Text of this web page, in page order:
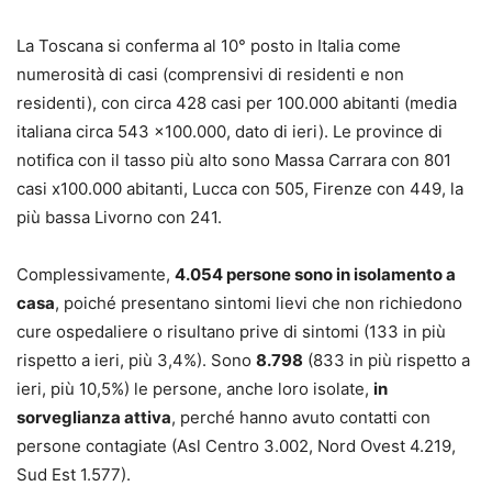
La Toscana si conferma al 10° posto in Italia come
numerosità di casi (comprensivi di residenti e non
residenti), con circa 428 casi per 100.000 abitanti (media
italiana circa 543 x100.000, dato di ieri). Le province di
notifica con il tasso più alto sono Massa Carrara con 801
casi x100.000 abitanti, Lucca con 505, Firenze con 449, la
più bassa Livorno con 241.
Complessivamente, 4.054 persone sono in isolamento a
casa, poiché presentano sintomi lievi che non richiedono
cure ospedaliere o risultano prive di sintomi (133 in più
rispetto a ieri, più 3,4%). Sono 8.798 (833 in più rispetto a
ieri, più 10,5%) le persone, anche loro isolate, in
sorveglianza attiva, perché hanno avuto contatti con
persone contagiate (Asl Centro 3.002, Nord Ovest 4.219,
Sud Est 1.577).